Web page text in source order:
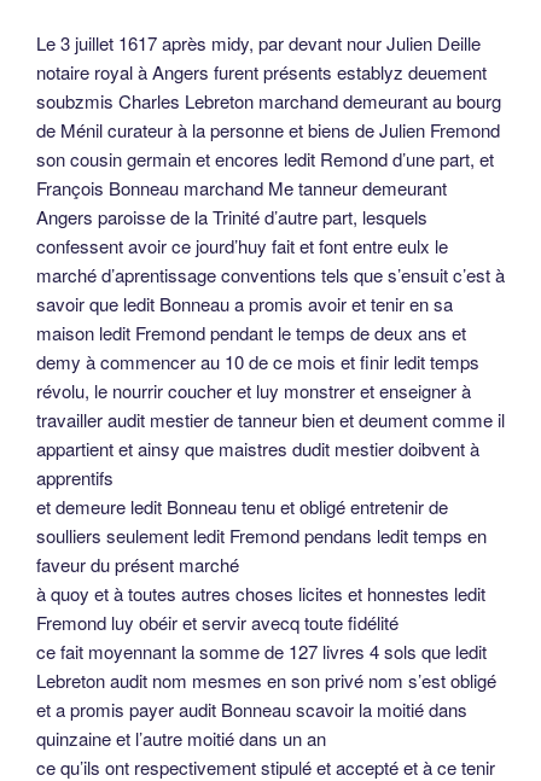
Le 3 juillet 1617 après midy, par devant nour Julien Deille
notaire royal à Angers furent présents establyz deuement
soubzmis Charles Lebreton marchand demeurant au bourg
de Ménil curateur à la personne et biens de Julien Fremond
son cousin germain et encores ledit Remond d’une part, et
François Bonneau marchand Me tanneur demeurant
Angers paroisse de la Trinité d’autre part, lesquels
confessent avoir ce jourd’huy fait et font entre eulx le
marché d’aprentissage conventions tels que s’ensuit c’est à
savoir que ledit Bonneau a promis avoir et tenir en sa
maison ledit Fremond pendant le temps de deux ans et
demy à commencer au 10 de ce mois et finir ledit temps
révolu, le nourrir coucher et luy monstrer et enseigner à
travailler audit mestier de tanneur bien et deument comme il
appartient et ainsy que maistres dudit mestier doibvent à
apprentifs
et demeure ledit Bonneau tenu et obligé entretenir de
soulliers seulement ledit Fremond pendans ledit temps en
faveur du présent marché
à quoy et à toutes autres choses licites et honnestes ledit
Fremond luy obéir et servir avecq toute fidélité
ce fait moyennant la somme de 127 livres 4 sols que ledit
Lebreton audit nom mesmes en son privé nom s’est obligé
et a promis payer audit Bonneau scavoir la moitié dans
quinzaine et l’autre moitié dans un an
ce qu’ils ont respectivement stipulé et accepté et à ce tenir